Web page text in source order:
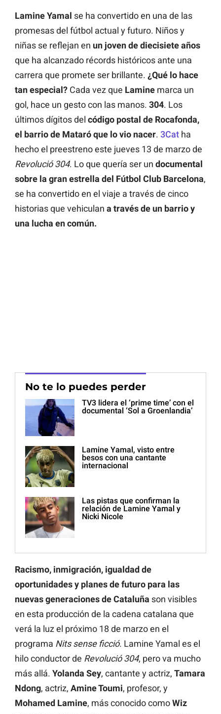
Lamine Yamal se ha convertido en una de las
promesas del fútbol actual y futuro. Niños y
niñas se reflejan en un joven de diecisiete años
que ha alcanzado récords históricos ante una
carrera que promete ser brillante. ¿Qué lo hace
tan especial? Cada vez que Lamine marca un
gol, hace un gesto con las manos. 304. Los
últimos dígitos del código postal de Rocafonda,
el barrio de Mataró que lo vio nacer. 3Cat ha
hecho el preestreno este jueves 13 de marzo de
Revolució 304. Lo que quería ser un documental
sobre la gran estrella del Fútbol Club Barcelona,
se ha convertido en el viaje a través de cinco
historias que vehiculan a través de un barrio y
una lucha en común.
No te lo puedes perder
TV3 lidera el ‘prime time’ con el
documental ‘Sol a Groenlandia’
Lamine Yamal, visto entre
besos con una cantante
internacional
Las pistas que confirman la
relación de Lamine Yamal y
Nicki Nicole
Racismo, inmigración, igualdad de
oportunidades y planes de futuro para las
nuevas generaciones de Cataluña son visibles
en esta producción de la cadena catalana que
verá la luz el próximo 18 de marzo en el
programa Nits sense ficció. Lamine Yamal es el
hilo conductor de Revolució 304, pero va mucho
más allá. Yolanda Sey, cantante y actriz, Tamara
Ndong, actriz, Amine Toumi, profesor, y
Mohamed Lamine, más conocido comoWiz